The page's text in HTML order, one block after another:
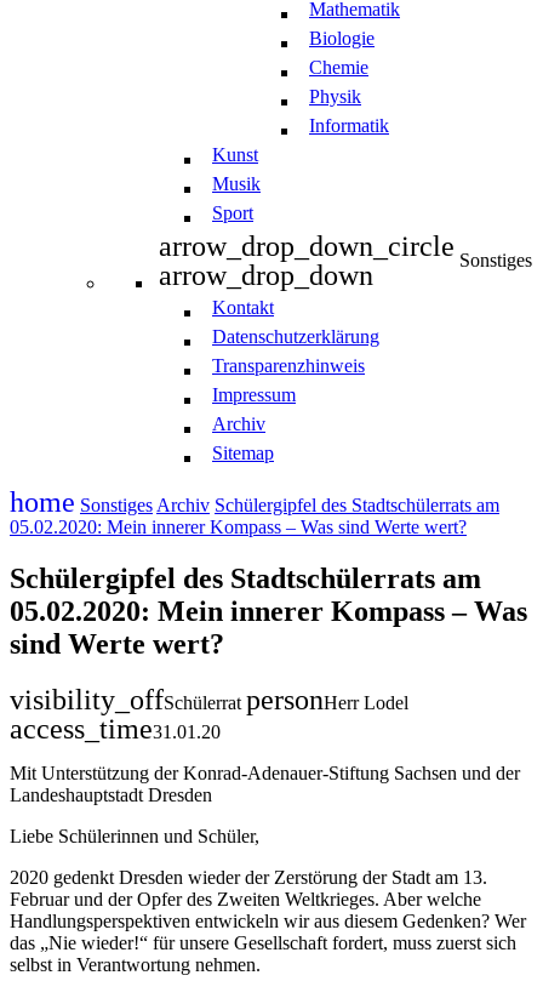
Mathematik
Biologie
Chemie
Physik
Informatik
Kunst
Musik
Sport
arrow_drop_down_circle
arrow_drop_down
Sonstiges
Kontakt
Datenschutzerklärung
Transparenzhinweis
Impressum
Archiv
Sitemap
home Sonstiges Archiv Schülergipfel des Stadtschülerrats am
05.02.2020: Mein innerer Kompass – Was sind Werte wert?
Schülergipfel des Stadtschülerrats am
05.02.2020: Mein innerer Kompass – Was
sind Werte wert?
visibility_offSchülerrat personHerr Lodel
access_time31.01.20
Mit Unterstützung der Konrad-Adenauer-Stiftung Sachsen und der
Landeshauptstadt Dresden
Liebe Schülerinnen und Schüler,
2020 gedenkt Dresden wieder der Zerstörung der Stadt am 13.
Februar und der Opfer des Zweiten Weltkrieges. Aber welche
Handlungsperspektiven entwickeln wir aus diesem Gedenken? Wer
das „Nie wieder!“ für unsere Gesellschaft fordert, muss zuerst sich
selbst in Verantwortung nehmen.